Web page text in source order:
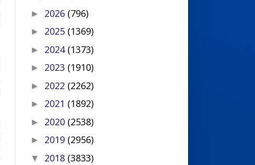
► 2026 (796)
► 2025 (1369)
► 2024 (1373)
► 2023 (1910)
► 2022 (2262)
► 2021 (1892)
► 2020 (2538)
► 2019 (2956)
▼ 2018 (3833)